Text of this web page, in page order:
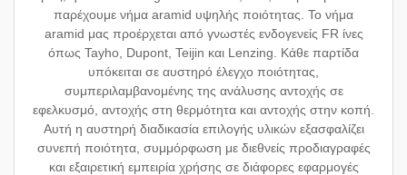
παρέχουμε νήμα aramid υψηλής ποιότητας. Το νήμα
aramid μας προέρχεται από γνωστές ενδογενείς FR ίνες
όπως Tayho, Dupont, Teijin και Lenzing. Κάθε παρτίδα
υπόκειται σε αυστηρό έλεγχο ποιότητας,
συμπεριλαμβανομένης της ανάλυσης αντοχής σε
εφελκυσμό, αντοχής στη θερμότητα και αντοχής στην κοπή.
Αυτή η αυστηρή διαδικασία επιλογής υλικών εξασφαλίζει
συνεπή ποιότητα, συμμόρφωση με διεθνείς προδιαγραφές
και εξαιρετική εμπειρία χρήσης σε διάφορες εφαρμογές